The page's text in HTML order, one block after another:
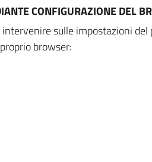
CONFIGURAZIONE DEL
sulle impostazioni
browser: